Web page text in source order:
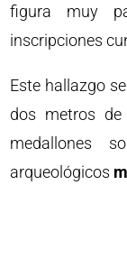
figura muy
inscripciones
Este hallazgo
dos metros
medallones
arqueológicos